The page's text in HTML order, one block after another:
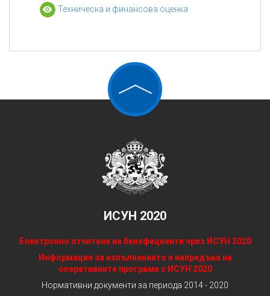
Техническа и финансова оценка
ИСУН 2020
Електронно отчитане на бенефициенти чрез ИСУН 2020
Информация за изпълнението и напредъка на
оперативните програми с ИСУН 2020
Нормативни документи за периода 2014 - 2020